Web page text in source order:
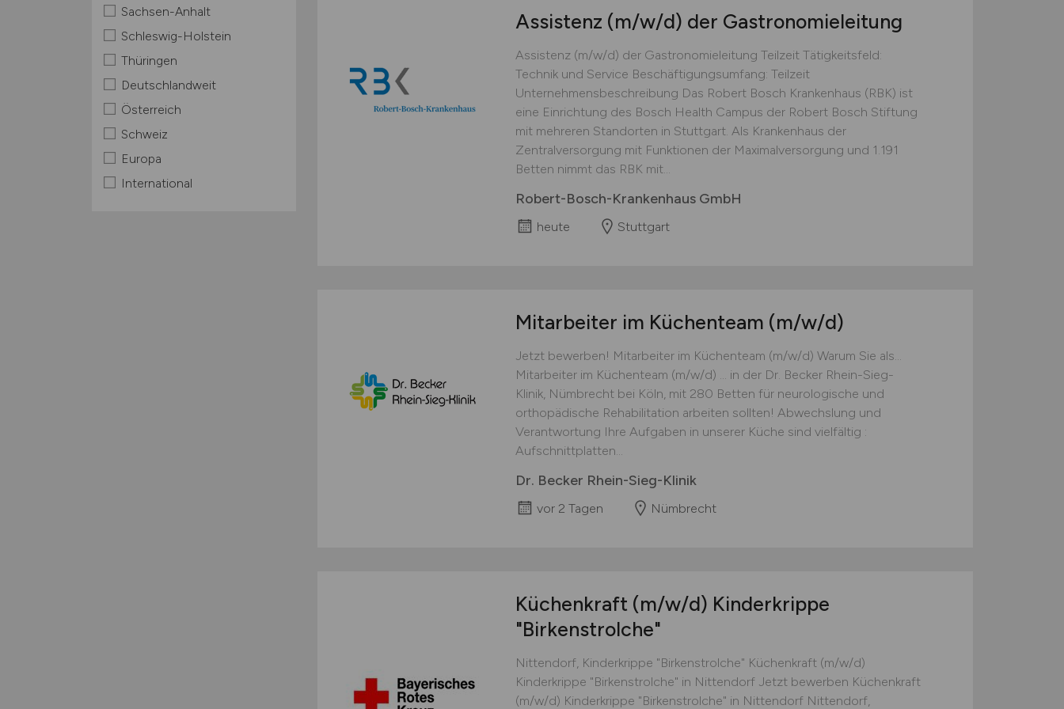
Sachsen-Anhalt
Schleswig-Holstein
Thüringen
Deutschlandweit
Österreich
Schweiz
Europa
International
Assistenz (m/w/d) der Gastronomieleitung
Assistenz (m/w/d) der Gastronomieleitung Teilzeit Tätigkeitsfeld:
Technik und Service Beschäftigungsumfang: Teilzeit
Unternehmensbeschreibung Das Robert Bosch Krankenhaus (RBK) ist
eine Einrichtung des Bosch Health Campus der Robert Bosch Stiftung
mit mehreren Standorten in Stuttgart. Als Krankenhaus der
Zentralversorgung mit Funktionen der Maximalversorgung und 1.191
Betten nimmt das RBK mit...
Robert-Bosch-Krankenhaus GmbH
heute Stuttgart
Mitarbeiter im Küchenteam (m/w/d)
Jetzt bewerben! Mitarbeiter im Küchenteam (m/w/d) Warum Sie als...
Mitarbeiter im Küchenteam (m/w/d) ... in der Dr. Becker Rhein-Sieg-
Klinik, Nümbrecht bei Köln, mit 280 Betten für neurologische und
orthopädische Rehabilitation arbeiten sollten! Abwechslung und
Verantwortung Ihre Aufgaben in unserer Küche sind vielfältig :
Aufschnittplatten...
Dr. Becker Rhein-Sieg-Klinik
vor 2 Tagen Nümbrecht
Küchenkraft (m/w/d) Kinderkrippe
"Birkenstrolche"
Nittendorf, Kinderkrippe "Birkenstrolche" Küchenkraft (m/w/d)
Kinderkrippe "Birkenstrolche" in Nittendorf Jetzt bewerben Küchenkraft
(m/w/d) Kinderkrippe "Birkenstrolche" in Nittendorf Nittendorf,